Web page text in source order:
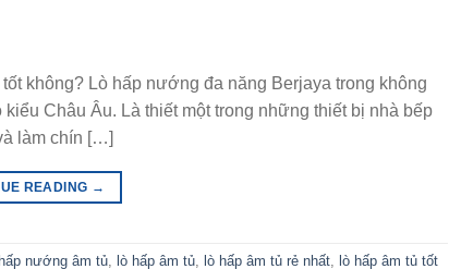
không? Lò hấp nướng đa năng Berjaya trong không
Châu Âu. Là thiết một trong những thiết bị nhà bếp
làm chín […]
READING →
nướng âm tủ, lò hấp âm tủ, lò hấp âm tủ rẻ nhất, lò hấp âm tủ tốt